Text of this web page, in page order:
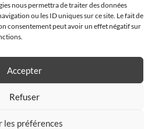
nous permettra de traiter des données
ou les ID uniques sur ce site. Le fait de
consentement peut avoir un effet négatif sur
Accepter
Refuser
les préférences
nous
Newsletter
et nos ventes privées !